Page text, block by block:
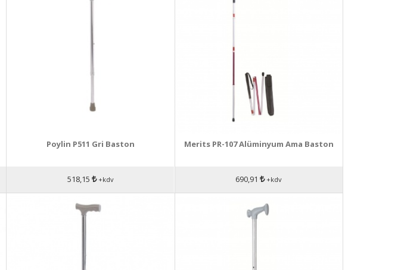
Poylin P511 Gri Baston
518,15 +kdv
Merits PR-107 Alüminyum Ama Baston
690,91 +kdv